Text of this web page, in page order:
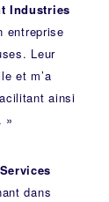
Industries
entreprise
Leur
et m’a
ainsi
»
dans